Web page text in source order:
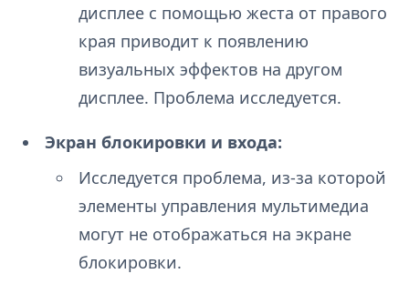
дисплее с помощью жеста от правого
края приводит к появлению
визуальных эффектов на другом
дисплее. Проблема исследуется.
Экран блокировки и входа:
Исследуется проблема, из-за которой
элементы управления мультимедиа
могут не отображаться на экране
блокировки.